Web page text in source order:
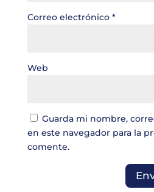
Correo electrónico *
Web
Guarda mi nombre,
en este navegador para la
comente.